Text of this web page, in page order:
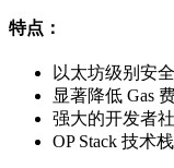
特点：
以太坊级别安全
显著降低 Gas
强大的开发者
OP Stack 技术栈